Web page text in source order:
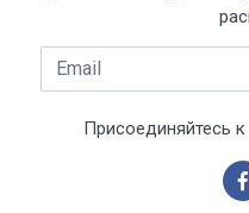
Email
Присоединяйтесь